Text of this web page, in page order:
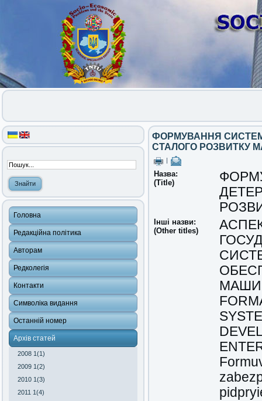
Головна
Редакційна політика
Авторам
Редколегія
Контакти
Символіка видання
Останній номер
Архів статей
2008 1(1)
2009 1(2)
2010 1(3)
2011 1(4)
ФОРМУВАННЯ
СТАЛОГО РОЗВИТКУ
Назва:
(Title)
Інші назви:
(Other titles)